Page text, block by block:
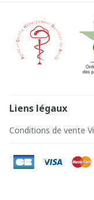
Liens légaux
Conditions de vente